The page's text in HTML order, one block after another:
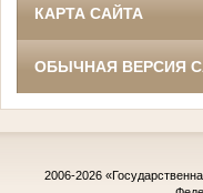
КАРТА САЙТА
ОБЫЧНАЯ ВЕРСИЯ
2006-2026